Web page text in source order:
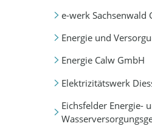
e-werk Sachsenwald
Energie und
Energie Calw GmbH
Elektrizitätswerk
Eichsfelder Energie-